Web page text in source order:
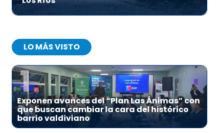
LO MÁS VISTO
1
Exponen avances del “Plan Las Ánimas” con
que buscan cambiar la cara del histórico
barrio valdiviano